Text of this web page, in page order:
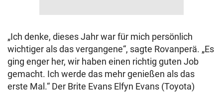
„Ich denke, dieses Jahr war für mich persönlich
wichtiger als das vergangene“, sagte Rovanperä. „Es
ging enger her, wir haben einen richtig guten Job
gemacht. Ich werde das mehr genießen als das
erste Mal.“ Der Brite Evans Elfyn Evans (Toyota)